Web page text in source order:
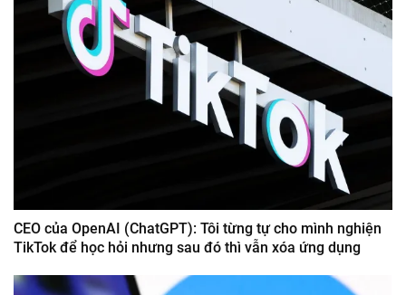
CEO của OpenAI (ChatGPT): Tôi từng tự cho mình nghiện
TikTok để học hỏi nhưng sau đó thì vẫn xóa ứng dụng